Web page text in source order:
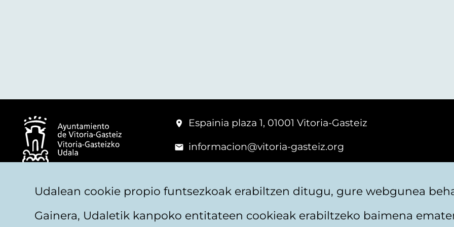
© Vitoria-Gasteizko Udala
Espainia plaza 1, 01001 Vitoria-Gasteiz
informacion@vitoria-gasteiz.org
Udalean cookie propio funtsezkoak erabiltzen ditugu, gure webgunea
Gainera, Udaletik kanpoko entitateen cookieak erabiltzeko baimena